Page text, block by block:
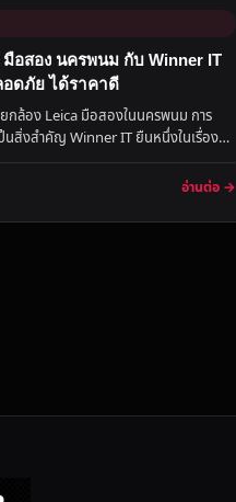
อสอง นครพนม กับ Winner IT
อดภัย ได้ราคาดี
กล้อง Leica มือสองในนครพนม การ
ป็นสิ่งสำคัญ Winner IT ยืนหนึ่งในเรื่อง
อ่านต่อ →